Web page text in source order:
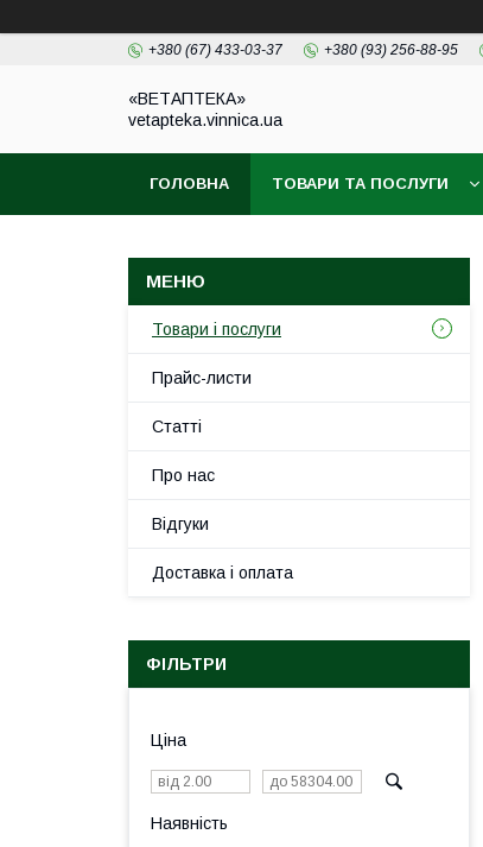
+380 (67) 433-03-37 +380 (93) 256-88-95
«ВЕТАПТЕКА»
vetapteka.vinnica.ua
ГОЛОВНА ТОВАРИ ТА ПОСЛУГИ
Товари і послуги
Прайс-листи
Статті
Про нас
Відгуки
Доставка і оплата
ФІЛЬТРИ
Ціна
Наявність